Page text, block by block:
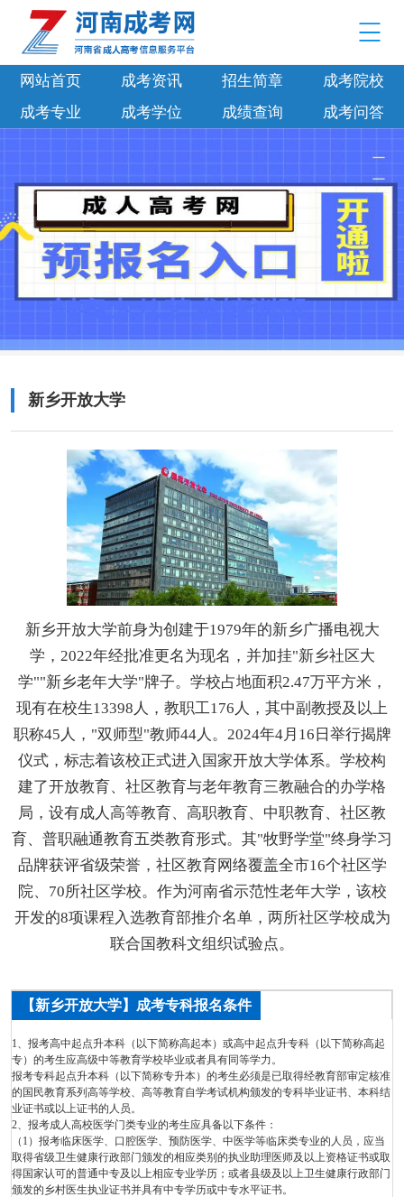
网站首页 成考资讯 招生简章
成考院校
成考专业
成考学位 成绩查询 成考问答
新乡开放大学
新乡开放大学前身为创建于1979年的新乡广播电视大
学，2022年经批准更名为现名，并加挂"新乡社区大
学""新乡老年大学"牌子。学校占地面积2.47万平方米，
现有在校生13398人，教职工176人，其中副教授及以上
职称45人，"双师型"教师44人。2024年4月16日举行揭牌
仪式，标志着该校正式进入国家开放大学体系。学校构
建了开放教育、社区教育与老年教育三教融合的办学格
局，设有成人高等教育、高职教育、中职教育、社区教
育、普职融通教育五类教育形式。其"牧野学堂"终身学习
品牌获评省级荣誉，社区教育网络覆盖全市16个社区学
院、70所社区学校。作为河南省示范性老年大学，该校
开发的8项课程入选教育部推介名单，两所社区学校成为
联合国教科文组织试验点。
【新乡开放大学】成考专科报名条件
1、报考高中起点升本科（以下简称高起本）或高中起点升专科（以下简称高起
专）的考生应高级中等教育学校毕业或者具有同等学力。
报考专科起点升本科（以下简称专升本）的考生必须是已取得经教育部审定核准
的国民教育系列高等学校、高等教育自学考试机构颁发的专科毕业证书、本科结
业证书或以上证书的人员。
2、报考成人高校医学门类专业的考生应具备以下条件：
（1）报考临床医学、口腔医学、预防医学、中医学等临床类专业的人员，应当
取得省级卫生健康行政部门颁发的相应类别的执业助理医师及以上资格证书或取
得国家认可的普通中专及以上相应专业学历；或者县级及以上卫生健康行政部门
颁发的乡村医生执业证书并具有中专学历或中专水平证书。